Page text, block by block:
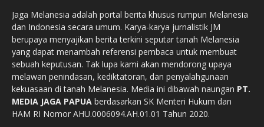
Jaga Melanesia adalah portal berita khusus rumpun Melanesia
dan Indonesia secara umum. Karya-karya jurnalistik JM
berupaya menyajikan berita terkini seputar tanah Melanesia
yang dapat menambah referensi pembaca untuk membuat
sebuah keputusan. Tak lupa kami akan mendorong upaya
melawan penindasan, kediktatoran, dan penyalahgunaan
kekuasaan di tanah Melanesia. Media ini dibawah naungan PT.
MEDIA JAGA PAPUA berdasarkan SK Menteri Hukum dan
HAM RI Nomor AHU.0006094.AH.01.01 Tahun 2020.